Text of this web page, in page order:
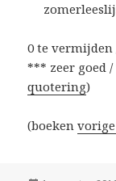
0 te vermijden
*** zeer goed
quotering)
(boeken